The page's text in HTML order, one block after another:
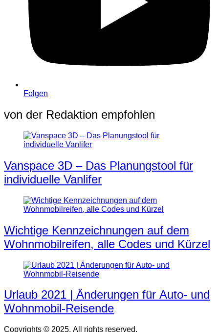
Folgen
von der Redaktion empfohlen
Vanspace 3D – Das Planungstool für
individuelle Vanlifer
Wichtige Kennzeichnungen auf dem
Wohnmobilreifen, alle Codes und Kürzel
Urlaub 2021 | Änderungen für Auto- und
Wohnmobil-Reisende
Copyrights © 2025. All rights reserved.